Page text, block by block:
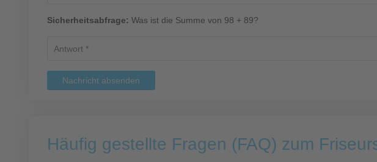
Sicherheitsabfrage: Was ist die Summe von 98 + 89?
Nachricht absenden
Häufig gestellte Fragen (FAQ) zum